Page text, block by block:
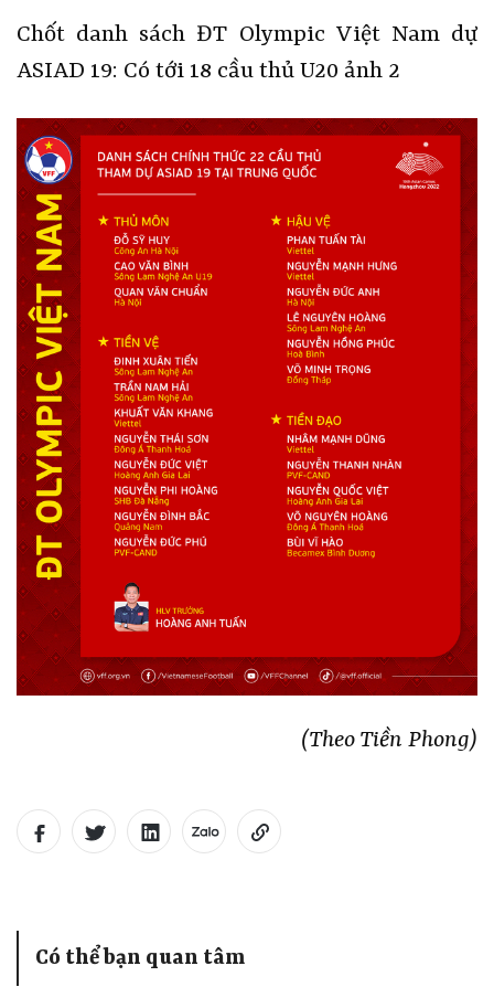
Chốt danh sách ĐT Olympic Việt Nam dự
ASIAD 19: Có tới 18 cầu thủ U20 ảnh 2
(Theo Tiền Phong)
Có thể bạn quan tâm